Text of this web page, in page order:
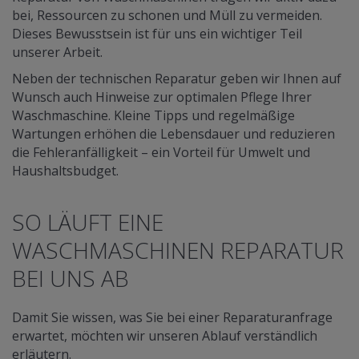
bei, Ressourcen zu schonen und Müll zu vermeiden.
Dieses Bewusstsein ist für uns ein wichtiger Teil
unserer Arbeit.
Neben der technischen Reparatur geben wir Ihnen auf
Wunsch auch Hinweise zur optimalen Pflege Ihrer
Waschmaschine. Kleine Tipps und regelmäßige
Wartungen erhöhen die Lebensdauer und reduzieren
die Fehleranfälligkeit – ein Vorteil für Umwelt und
Haushaltsbudget.
SO LÄUFT EINE
WASCHMASCHINEN REPARATUR
BEI UNS AB
Damit Sie wissen, was Sie bei einer Reparaturanfrage
erwartet, möchten wir unseren Ablauf verständlich
erläutern.